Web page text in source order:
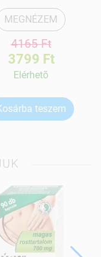
MEGNÉZEM
4165 Ft
3799 Ft
Elérhetõ
teszem